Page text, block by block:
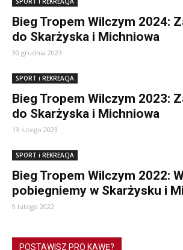
Bieg Tropem Wilczym 2024:
do Skarżyska i Michniowa
30 grudnia 2023
SPORT i REKREACJA
Bieg Tropem Wilczym 2023:
do Skarżyska i Michniowa
13 lutego 2023
SPORT i REKREACJA
Bieg Tropem Wilczym 2022:
pobiegniemy w Skarżysku i
9 lutego 2022
POSTAWISZ PRO KAWĘ?